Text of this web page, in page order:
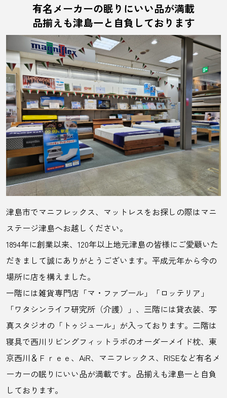
有名メーカーの眠りにいい品が満載
品揃えも津島一と自負しております
津島市でマニフレックス、マットレスをお探しの際はマニ
ステージ津島へお越しください。
1894年に創業以来、120年以上地元津島の皆様にご愛顧いた
だきまして誠にありがとうございます。平成元年から今の
場所に店を構えました。
一階には雑貨専門店「マ・ファブール」「ロッテリア」
「ワタシンライフ研究所（介護）」、三階には貸衣装、写
真スタジオの「トゥジュール」が入っております。二階は
寝具で西川リビングフィットラボのオーダーメイド枕、東
京西川＆Ｆｒｅｅ、AiR、マニフレックス、RISEなど有名メ
ーカーの眠りにいい品が満載です。品揃えも津島一と自負
しております。